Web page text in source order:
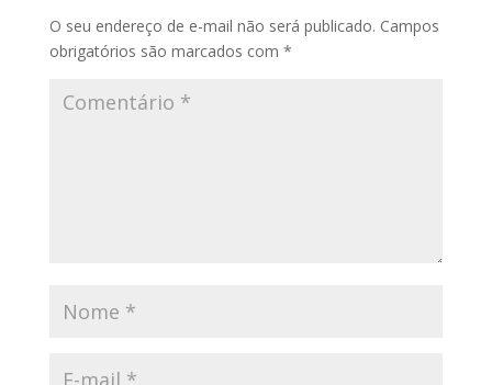
O seu endereço de e-mail não será publicado. Campos
obrigatórios são marcados com *